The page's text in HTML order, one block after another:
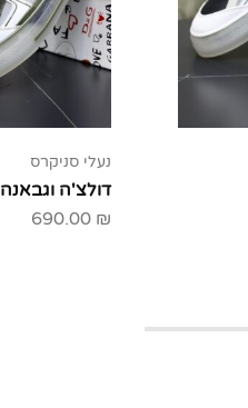
נעלי סניקרס
דולצ'ה וגבאנה
690.00 ₪